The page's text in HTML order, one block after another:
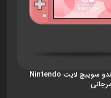
کنسول بازی نینتندو سوییچ لایت Nintendo